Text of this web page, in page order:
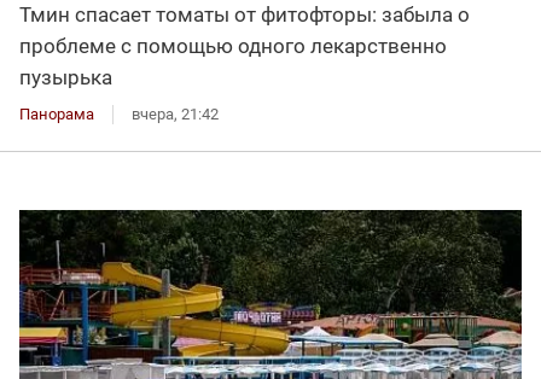
Тмин спасает томаты от фитофторы: забыла о
проблеме с помощью одного лекарственно
пузырька
Панорама вчера, 21:42